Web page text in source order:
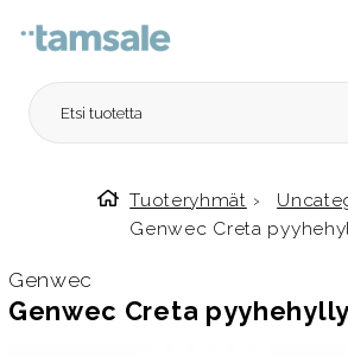
Etusivulle
Tuoteryhmät ›
Genwec Creta
Genwec
Genwec Creta